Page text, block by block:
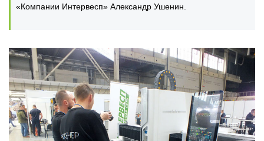
«Компании Интервесп» Александр Ушенин.